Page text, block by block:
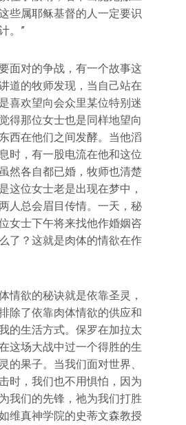
些属耶稣基督的人一定要识
。”
面对的争战，有一个故事这
道的牧师发现，当自己站在
喜欢望向会众里某位特别迷
得那位女士也是同样地望向
西在他们之间发酵。当他滔
时，有一股电流在他和这位
然各自都已婚，牧师也清楚
这位女士老是出现在梦中，
人总会眉目传情。一天，秘
女士下午将来找他作婚姻咨
了？这就是肉体的情欲在作
情欲的秘诀就是依靠圣灵，
除了依靠肉体情欲的供应和
的生活方式。保罗在加拉太
这场大战中过一个得胜的生
的果子。当我们面对世界、
时，我们也不用惧怕，因为
我们的先锋，祂为我们打胜
维真神学院的史蒂文森教授